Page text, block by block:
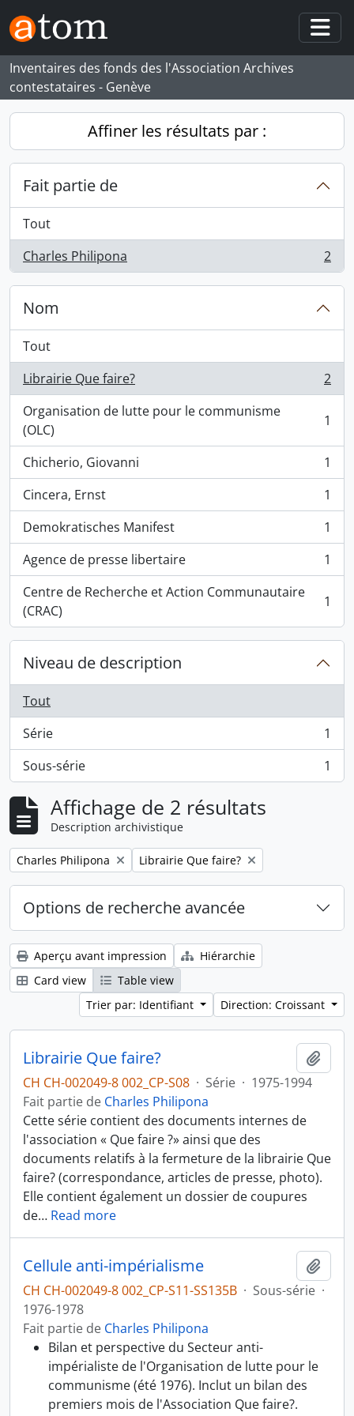
Skip to main content
Inventaires des fonds des l'Association Archives
contestataires - Genève
Affiner les résultats par :
Fait partie de
Tout
Charles Philipona
, 2 résultats 2
Nom
Tout
Librairie Que faire?
, 2 résultats
2
Organisation de lutte pour le communisme
(OLC)
, 1 résultats 1
Chicherio, Giovanni
, 1 résultats
1
Cincera, Ernst
, 1 résultats
1
Demokratisches Manifest
, 1 résultats
1
Agence de presse libertaire
, 1 résultats
1
Centre de Recherche et Action Communautaire
(CRAC)
, 1 résultats 1
Niveau de description
Tout
Série
, 1 résultats
1
Sous-série
, 1 résultats 1
Affichage de 2 résultats
Description archivistique
Remove filter:
Charles Philipona Remove filter:
Librairie Que faire?
Options de recherche avancée
Aperçu avant impression
Hiérarchie
Card view
Table view
Trier par: Identifiant
Direction: Croissant
Librairie Que faire?
CH CH-002049-8 002_CP-S08 · Série · 1975-1994
Fait partie de Charles Philipona
Cette série contient des documents internes de
l'association « Que faire ?» ainsi que des
documents relatifs à la fermeture de la librairie Que
faire? (correspondance, articles de presse, photo).
Elle contient également un dossier de coupures
de… Read more
Cellule anti-impérialisme
CH CH-002049-8 002_CP-S11-SS135B · Sous-série ·
1976-1978
Fait partie de Charles Philipona
Bilan et perspective du Secteur anti-
impérialiste de l'Organisation de lutte pour le
communisme (été 1976). Inclut un bilan des
premiers mois de l'Association Que faire?.